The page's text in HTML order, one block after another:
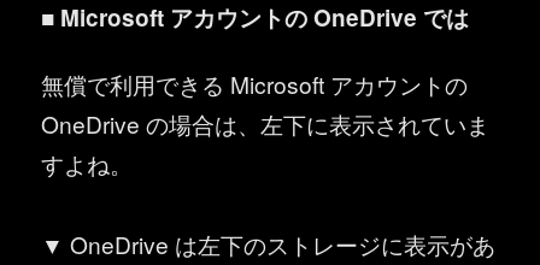
■ Microsoft アカウントの OneDrive では
無償で利用できる Microsoft アカウントの
OneDrive の場合は、左下に表示されていま
すよね。
▼ OneDrive は左下のストレージに表示があ